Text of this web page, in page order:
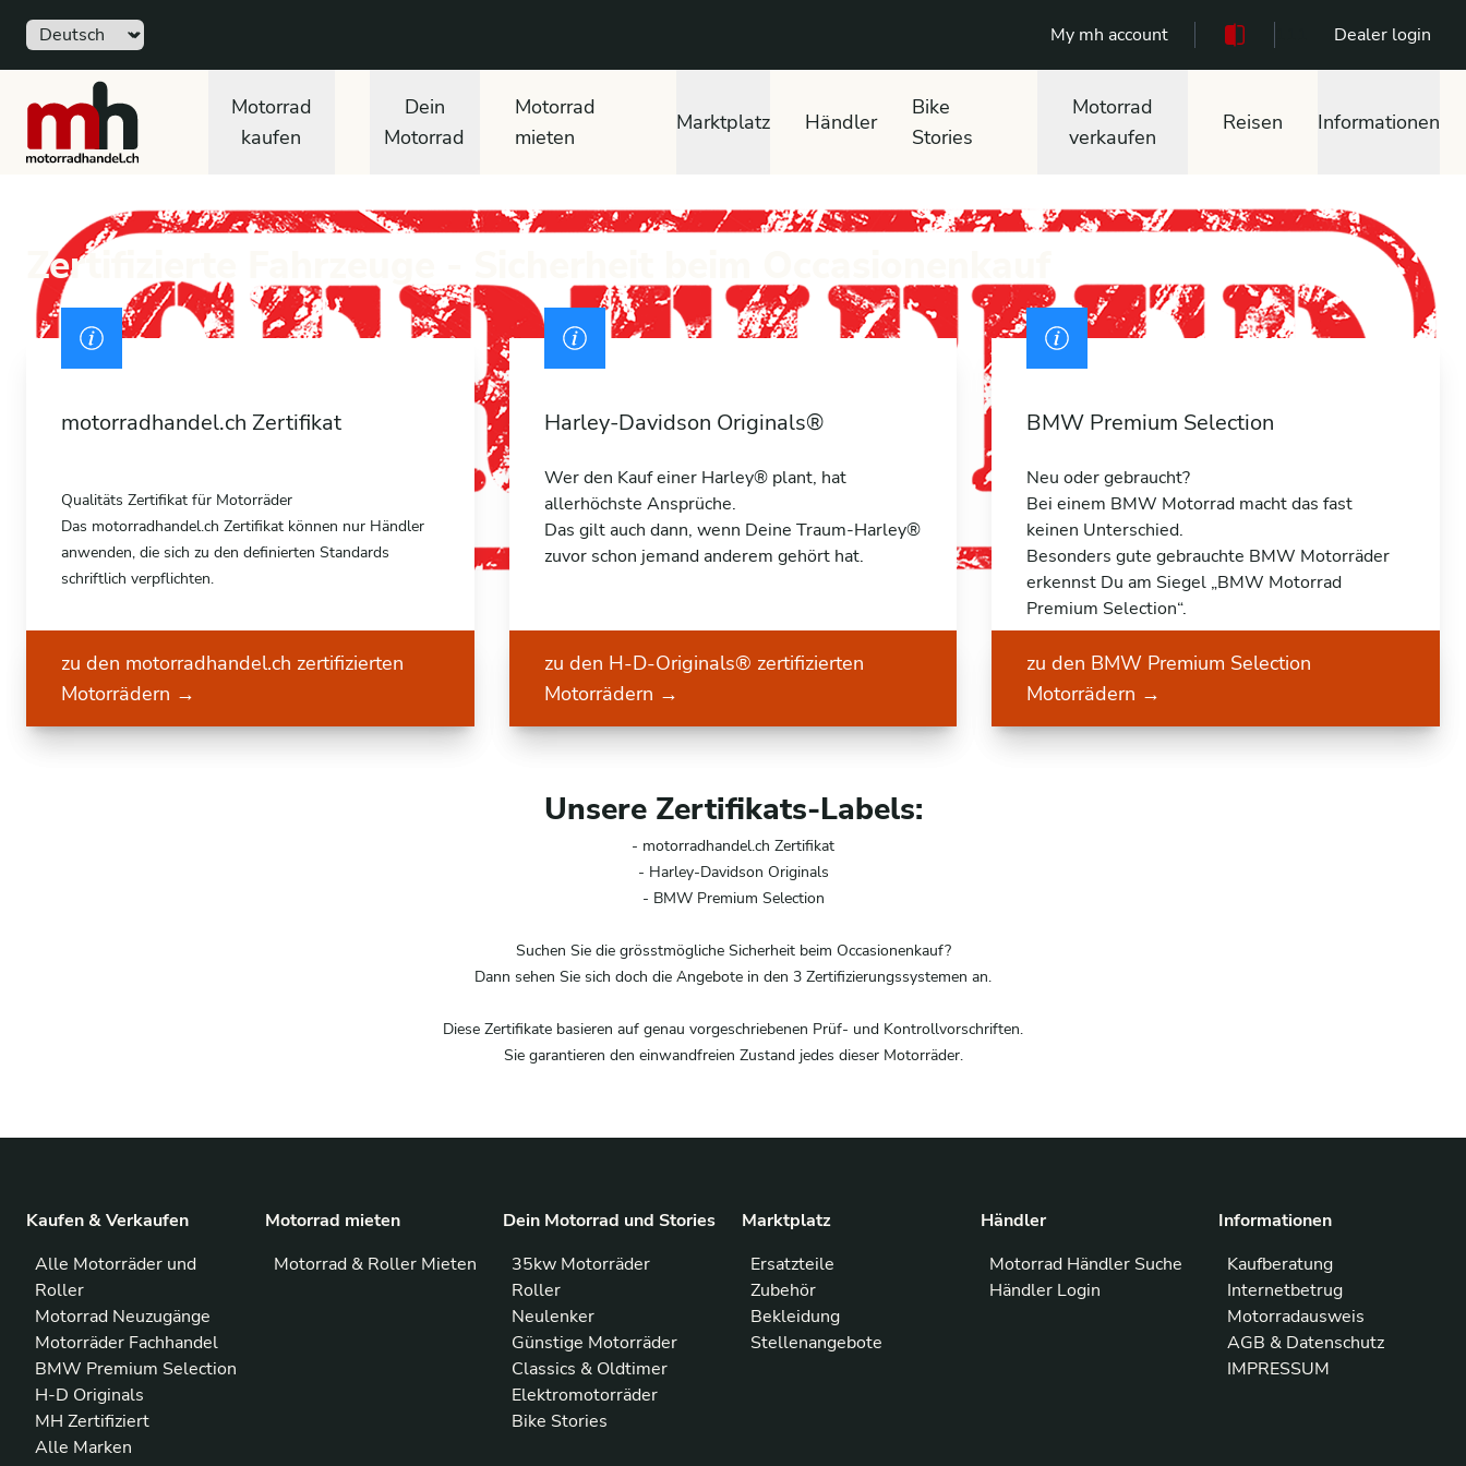
Sprache My mh account Dealer login
motorradhandel.ch
Motorrad
kaufen
Dein
Motorrad
Motorrad
mieten
Marktplatz Händler
Bike
Stories
Motorrad
verkaufen
Reisen Informationen
Zertifizierte Fahrzeuge - Sicherheit beim Occasionenkauf
Ausweis
motorradhandel.ch Zertifikat
Qualitäts Zertifikat für Motorräder
Das motorradhandel.ch Zertifikat können nur Händler
anwenden, die sich zu den definierten Standards
schriftlich verpflichten.
zu den motorradhandel.ch zertifizierten
Motorrädern →
Harley-Davidson Originals®
Wer den Kauf einer Harley® plant, hat
allerhöchste Ansprüche.
Das gilt auch dann, wenn Deine Traum-Harley®
zuvor schon jemand anderem gehört hat.
zu den H-D-Originals® zertifizierten
Motorrädern →
BMW Premium Selection
Neu oder gebraucht?
Bei einem BMW Motorrad macht das fast
keinen Unterschied.
Besonders gute gebrauchte BMW Motorräder
erkennst Du am Siegel „BMW Motorrad
Premium Selection“.
zu den BMW Premium Selection
Motorrädern →
Unsere Zertifikats-Labels:
- motorradhandel.ch Zertifikat
- Harley-Davidson Originals
- BMW Premium Selection
Suchen Sie die grösstmögliche Sicherheit beim Occasionenkauf?
Dann sehen Sie sich doch die Angebote in den 3 Zertifizierungssystemen an.
Diese Zertifikate basieren auf genau vorgeschriebenen Prüf- und Kontrollvorschriften.
Sie garantieren den einwandfreien Zustand jedes dieser Motorräder.
Kaufen & Verkaufen
Alle Motorräder und
Roller
Motorrad Neuzugänge
Motorräder Fachhandel
BMW Premium Selection
H-D Originals
MH Zertifiziert
Alle Marken
Motorrad mieten
Motorrad & Roller Mieten
Dein Motorrad und Stories
35kw Motorräder
Roller
Neulenker
Günstige Motorräder
Classics & Oldtimer
Elektromotorräder
Bike Stories
Marktplatz
Ersatzteile
Zubehör
Bekleidung
Stellenangebote
Händler
Motorrad Händler Suche
Händler Login
Informationen
Kaufberatung
Internetbetrug
Motorradausweis
AGB & Datenschutz
IMPRESSUM